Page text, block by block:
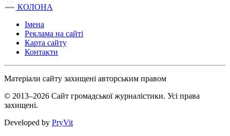
КОЛОНА
Імена
Реклама на сайті
Карта сайту
Контакти
Матеріали сайту захищені авторським правом
© 2013–2026 Сайт громадської журналістики. Усі права
захищені.
Developed by PryVit